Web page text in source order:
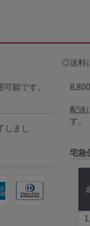
能です。
しまし
◎送料
配送
す。
宅急